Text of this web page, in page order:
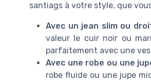
santiags à votre style, que
Avec un jean slim ou
valeur le cuir noir ou
parfaitement avec une
Avec une robe ou une
robe fluide ou une jupe